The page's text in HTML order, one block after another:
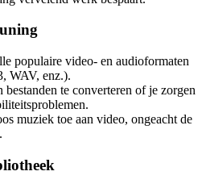
populaire video- en audioformaten
WAV, enz.).
bestanden te converteren of je zorgen
muziek toe aan video, ongeacht de